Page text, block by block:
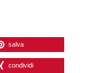
salva
condividi